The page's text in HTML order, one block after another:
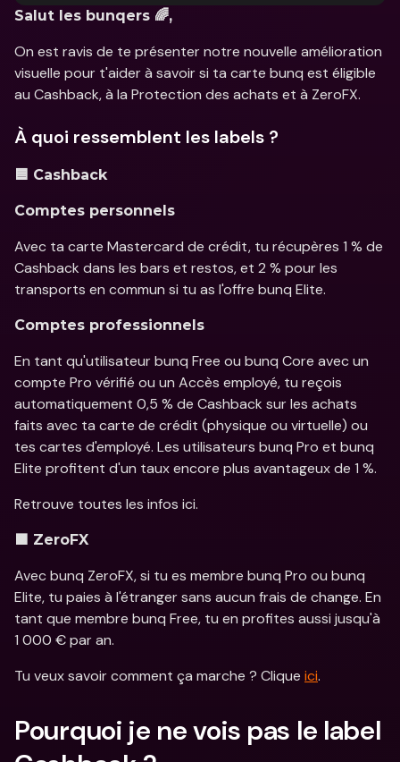
Salut les bunqers 🌈,
On est ravis de te présenter notre nouvelle amélioration
visuelle pour t'aider à savoir si ta carte bunq est éligible
au Cashback, à la Protection des achats et à ZeroFX.
À quoi ressemblent les labels ?
🟦 Cashback
Comptes personnels
Avec ta carte Mastercard de crédit, tu récupères 1 % de
Cashback dans les bars et restos, et 2 % pour les
transports en commun si tu as l'offre bunq Elite.
Comptes professionnels
En tant qu'utilisateur bunq Free ou bunq Core avec un
compte Pro vérifié ou un Accès employé, tu reçois
automatiquement 0,5 % de Cashback sur les achats
faits avec ta carte de crédit (physique ou virtuelle) ou
tes cartes d'employé. Les utilisateurs bunq Pro et bunq
Elite profitent d'un taux encore plus avantageux de 1 %.
Retrouve toutes les infos ici.
🟪 ZeroFX
Avec bunq ZeroFX, si tu es membre bunq Pro ou bunq
Elite, tu paies à l'étranger sans aucun frais de change. En
tant que membre bunq Free, tu en profites aussi jusqu'à
1 000 € par an.
Tu veux savoir comment ça marche ? Clique ici.
Pourquoi je ne vois pas le label